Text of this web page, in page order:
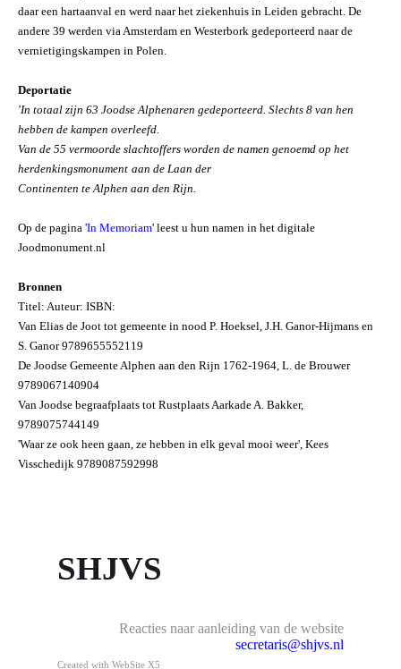
daar een hartaanval en werd naar het ziekenhuis in Leiden gebracht. De
andere 39 werden via Amsterdam en Westerbork gedeporteerd naar de
vernietigingskampen in Polen.
Deportatie
'In totaal zijn 63 Joodse Alphenaren gedeporteerd. Slechts 8 van hen
hebben de kampen overleefd.
Van de 55 vermoorde slachtoffers worden de namen genoemd op het
herdenkingsmonument aan de Laan der
Continenten te Alphen aan den Rijn.
Op de pagina 'In Memoriam' leest u hun namen in het digitale
Joodmonument.nl
Bronnen
Titel: Auteur: ISBN:
Van Elias de Joot tot gemeente in nood P. Hoeksel, J.H. Ganor-Hijmans en
S. Ganor 9789655552119
De Joodse Gemeente Alphen aan den Rijn 1762-1964, L. de Brouwer
9789067140904
Van Joodse begraafplaats tot Rustplaats Aarkade A. Bakker,
9789075744149
'Waar ze ook heen gaan, ze hebben in elk geval mooi weer', Kees
Visschedijk 9789087592998
SHJVS
Reacties naar aanleiding van de website
secretaris@shjvs.nl
Created with WebSite X5